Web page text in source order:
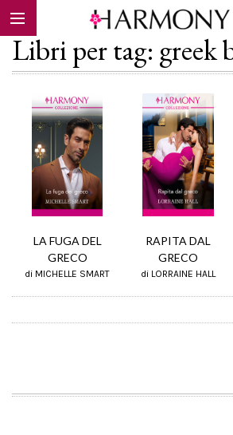
EBOOK
Calendario
FAQ
Libri per tag: greek
LA FUGA DEL
GRECO
di MICHELLE SMART
RAPITA DAL
GRECO
di LORRAINE HALL